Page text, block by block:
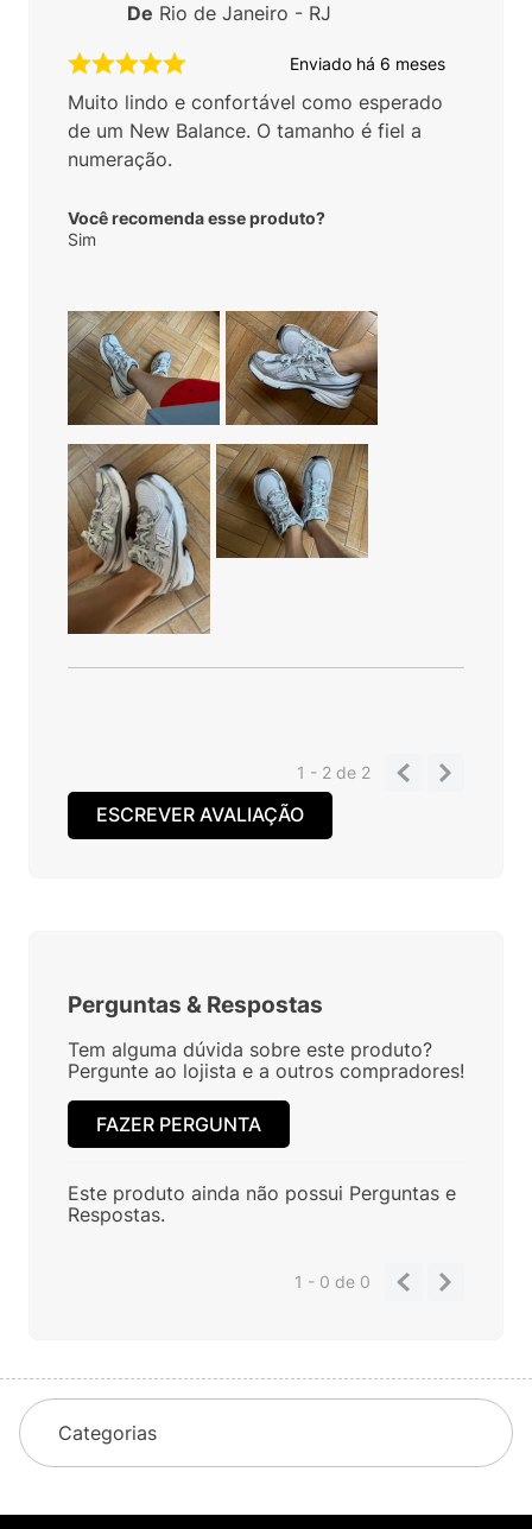
Enviado há 6 meses
Muito lindo e confortável como esperado
de um New Balance. O tamanho é fiel a
numeração.
Você recomenda esse produto?
Sim
De Rio de Janeiro - RJ
1 - 2de 2
ESCREVER AVALIAÇÃO
Perguntas & Respostas
Tem alguma dúvida sobre este produto?
Pergunte ao lojista e a outros compradores!
FAZER PERGUNTA
Este produto ainda não possui Perguntas e
Respostas.
1 - 0de 0
Categorias